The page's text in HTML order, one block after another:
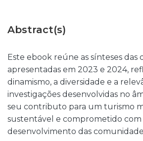
Abstract(s)
Este ebook reúne as sínteses das
apresentadas em 2023 e 2024,
dinamismo, a diversidade e a
investigações desenvolvidas no
seu contributo para um turismo
sustentável e comprometido com
desenvolvimento das